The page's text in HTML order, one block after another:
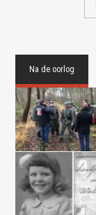
Na de oorlog